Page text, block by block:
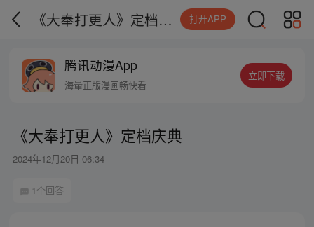
《大奉打更人》定档庆典 打开APP
腾讯动漫App
海量正版漫画畅快看
立即下载
《大奉打更人》定档庆典
2024年12月20日 06:34
1个回答